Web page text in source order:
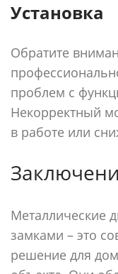
Установка
Обратите
проблем с
Некорректный
в работе или
Металлические
замками – это
решение для